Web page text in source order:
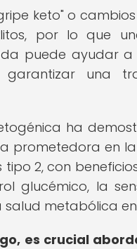
keto" o cambios
por lo que
puede ayudar a
una
ha
prometedora en
2, con
glucémico, la
salud metabólica
es crucial